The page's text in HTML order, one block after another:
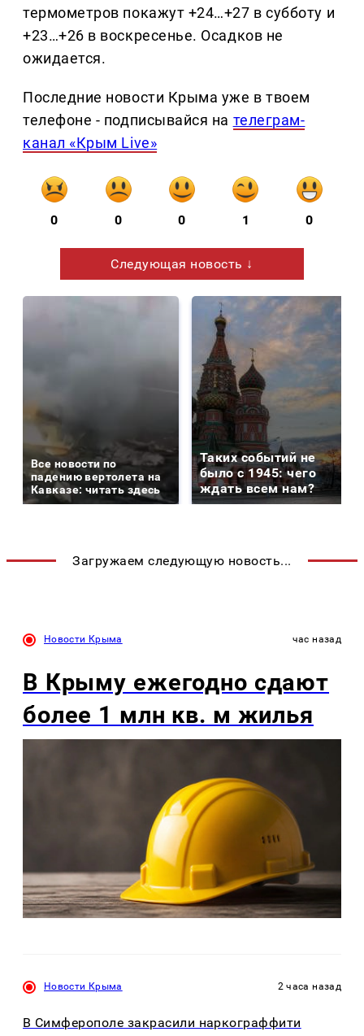
термометров покажут +24…+27 в субботу и
+23…+26 в воскресенье. Осадков не
ожидается.
Последние новости Крыма уже в твоем
телефоне - подписывайся на телеграм-
канал «Крым Live»
0 0 0 1 0
Следующая новость ↓
Все новости по
падению вертолета на
Кавказе: читать здесь
Таких событий не
было с 1945: чего
ждать всем нам?
Загружаем следующую новость...
Новости Крыма час назад
В Крыму ежегодно сдают
более 1 млн кв. м жилья
Новости Крыма 2 часа назад
В Симферополе закрасили наркограффити